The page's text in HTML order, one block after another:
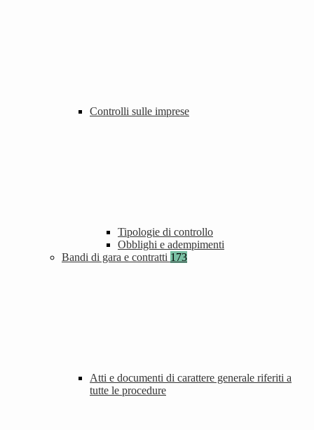
Controlli sulle imprese
Tipologie di controllo
Obblighi e adempimenti
Bandi di gara e contratti 173
Atti e documenti di carattere generale riferiti a
tutte le procedure